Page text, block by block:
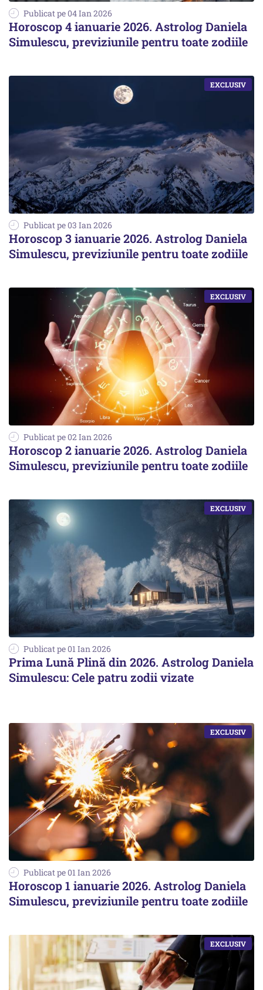
Publicat pe 04 Ian 2026
Horoscop 4 ianuarie 2026. Astrolog Daniela
Simulescu, previziunile pentru toate zodiile
Publicat pe 03 Ian 2026
Horoscop 3 ianuarie 2026. Astrolog Daniela
Simulescu, previziunile pentru toate zodiile
Publicat pe 02 Ian 2026
Horoscop 2 ianuarie 2026. Astrolog Daniela
Simulescu, previziunile pentru toate zodiile
Publicat pe 01 Ian 2026
Prima Lună Plină din 2026. Astrolog Daniela
Simulescu: Cele patru zodii vizate
Publicat pe 01 Ian 2026
Horoscop 1 ianuarie 2026. Astrolog Daniela
Simulescu, previziunile pentru toate zodiile